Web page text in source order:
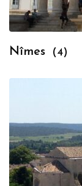
Nîmes (4)